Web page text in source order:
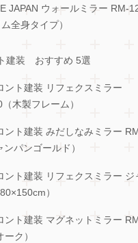
JAPAN ウォールミラー RM-
全身タイプ）
建装 おすすめ 5選
ント建装 リフェクスミラー
木製フレーム）
ント建装 みだしなみミラー
ンパンゴールド）
ント建装 リフェクスミラー ジ
）
ント建装 マグネットミラー
ク）